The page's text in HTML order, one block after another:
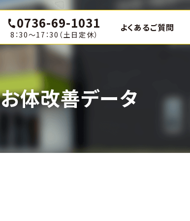
0736-69-1031
8：30〜17：30（土日定休）
よくあるご質問
お体改善データ